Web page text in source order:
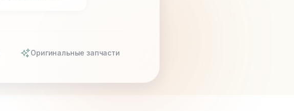
Оригинальные запчасти